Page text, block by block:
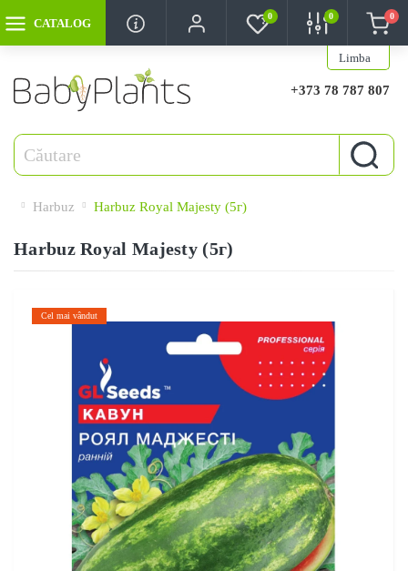
CATALOG
Limba
0 0 0
+373 78 787 807
Harbuz Harbuz Royal Majesty (5г)
Harbuz Royal Majesty (5г)
Cel mai vândut